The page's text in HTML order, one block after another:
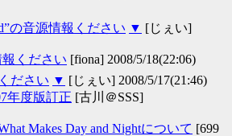
の音源情報ください ▼ [じぇい]
ください [fiona] 2008/5/18(22:06)
ださい ▼ [じぇい] 2008/5/17(21:46)
年度版訂正 [古川＠SSS]
Makes Day and Nightについて [699